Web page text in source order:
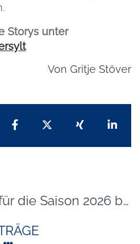
Storys unter
Von Gritje Stöver
Teilen auf Facebook
Teilen auf X
Teilen auf
Saison 2026 buchbar